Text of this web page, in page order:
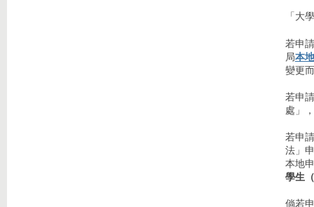
「大
若申
局本
變更
若申
處」
若申
法」
本地
學生（
倘若